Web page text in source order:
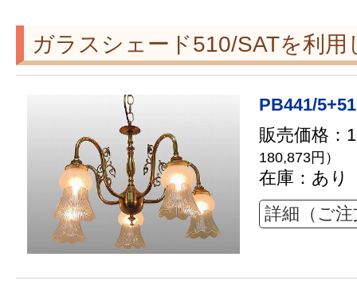
ガラスシェード510/SATを利用
PB441/
販売価格：
180,873円）
在庫：あり
詳細（ご